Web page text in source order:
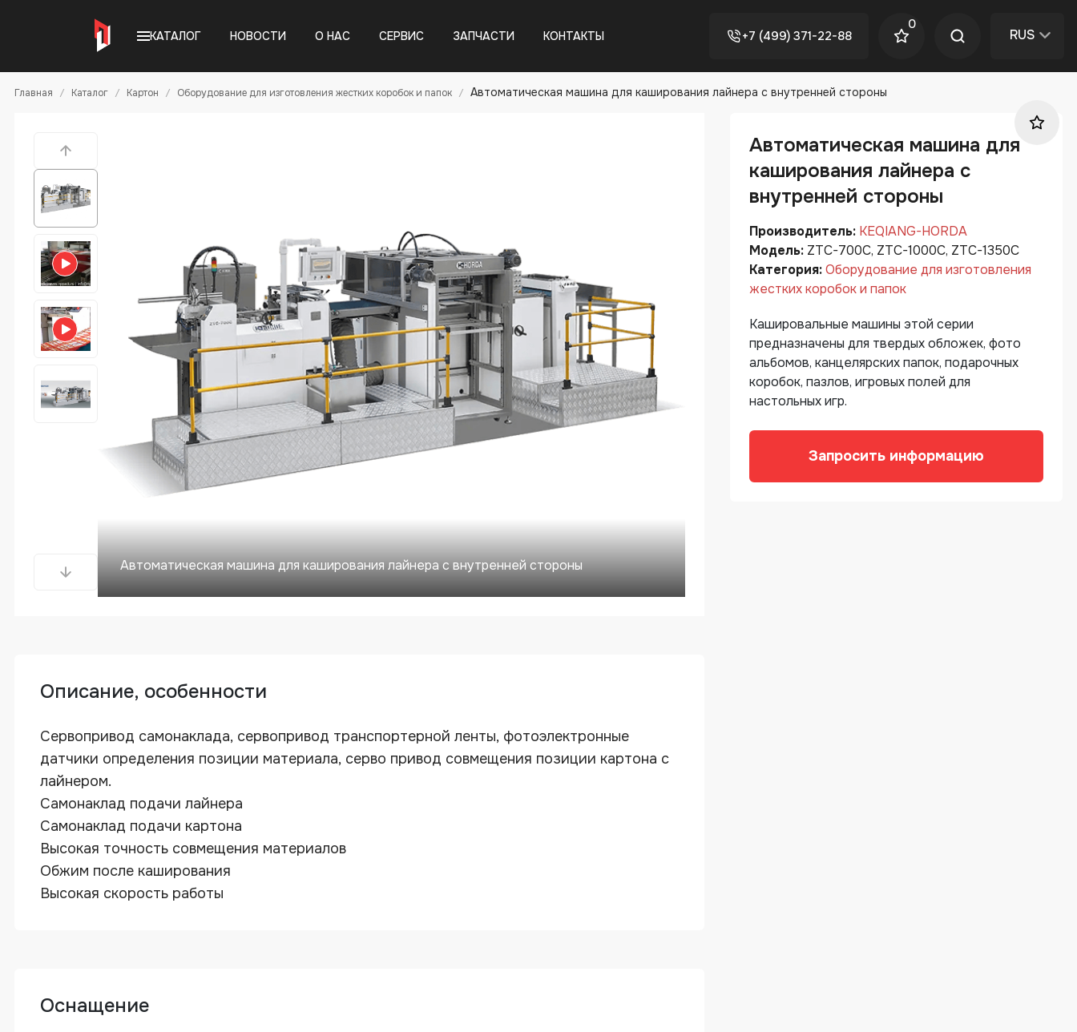
КАТАЛОГ НОВОСТИ О НАС СЕРВИС ЗАПЧАСТИ КОНТАКТЫ +7 (499) 371-22-88
0
RUS
Главная Каталог Картон Оборудование для изготовления жестких коробок и папок Автоматическая машина для каширования лайнера с внутренней стороны
Автоматическая машина для каширования лайнера с внутренней стороны
Описание, особенности
Сервопривод самонаклада, сервопривод транспортерной ленты, фотоэлектронные
датчики определения позиции материала, серво привод совмещения позиции картона с
лайнером.
Самонаклад подачи лайнера
Самонаклад подачи картона
Высокая точность совмещения материалов
Обжим после каширования
Высокая скорость работы
Оснащение
Автоматическая машина для
каширования лайнера с
внутренней стороны
Производитель: KEQIANG-HORDA
Модель: ZTC-700C, ZTC-1000C, ZTC-1350C
Категория: Оборудование для изготовления
жестких коробок и папок
Кашировальные машины этой серии
предназначены для твердых обложек, фото
альбомов, канцелярских папок, подарочных
коробок, пазлов, игровых полей для
настольных игр.
Запросить информацию